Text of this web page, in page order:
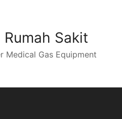
Sakit
Medical Gas Equipment